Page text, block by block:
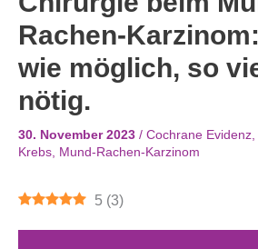
Rachen-
wie möglich, so
nötig.
30. November 2023 / Cochrane Evidenz
Krebs Mund-Rachen-Karzinom
5 (3)